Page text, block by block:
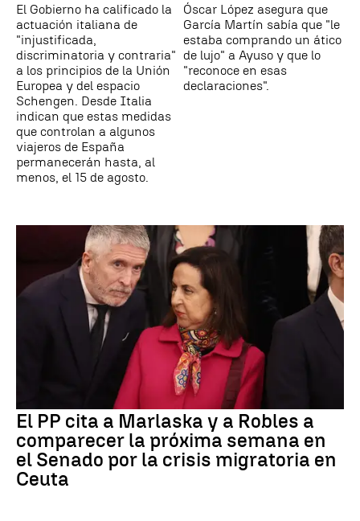
El Gobierno ha calificado la
actuación italiana de
"injustificada,
discriminatoria y contraria"
a los principios de la Unión
Europea y del espacio
Schengen. Desde Italia
indican que estas medidas
que controlan a algunos
viajeros de España
permanecerán hasta, al
menos, el 15 de agosto.
Óscar López asegura que
García Martín sabía que "le
estaba comprando un ático
de lujo" a Ayuso y que lo
"reconoce en esas
declaraciones".
El PP cita a Marlaska y a Robles a
comparecer la próxima semana en
el Senado por la crisis migratoria en
Ceuta